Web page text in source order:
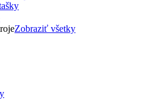
Zobraziť všetky